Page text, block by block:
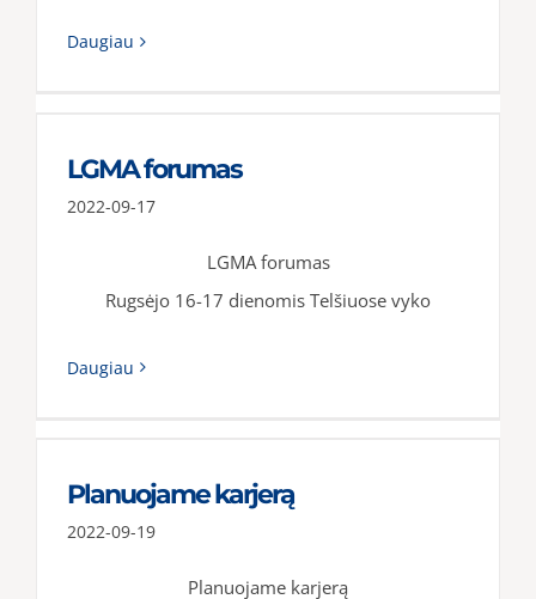
Daugiau
LGMA forumas
2022-09-17
LGMA forumas
Rugsėjo 16-17 dienomis Telšiuose vyko
Daugiau
Planuojame karjerą
2022-09-19
Planuojame karjerą